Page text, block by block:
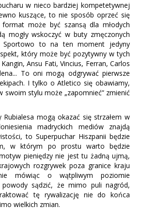
w nieco bardziej kompetetywnej
kuszące, to nie sposób oprzeć się
może być szansą dla młodych
mogły wskoczyć w buty zmęczonych
Sportowo to na ten moment jedyny
który może być pozytywny w tych
Ansu Fati, Vincius, Ferran, Carlos
To oni mogą odgrywać pierwsze
I tylko o Atletico się obawiamy,
swoim stylu może „zapomnieć” zmienić
Rubialesa mogą okazać się strzałem w
madryckich mediów znajdą
to Superpuchar Hiszpanii będzie
w którym po prostu warto będzie
pieniędzy nie jest tu żadną ujmą,
rozgrywek poza granice kraju
mówiąc o wątpliwym poziomie
sądzić, że mimo puli nagród,
tę rywalizację nie do końca
wielkich zmian.